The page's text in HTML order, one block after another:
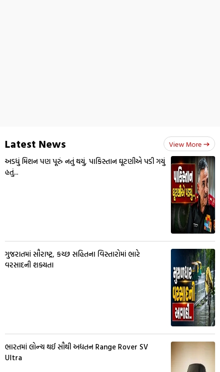
Latest News View More
અડધું મિશન પણ પૂરું નતું થયું, પાકિસ્તાન ઘૂટણીએ પડી ગયું
હતું...
ગુજરાતમાં સૌરાષ્ટ્ર, કચ્છ સહિતના વિસ્તારોમાં ભારે
વરસાદની શક્યતા
ભારતમાં લોન્ચ થઈ સૌથી અદ્યતન Range Rover SV
Ultra